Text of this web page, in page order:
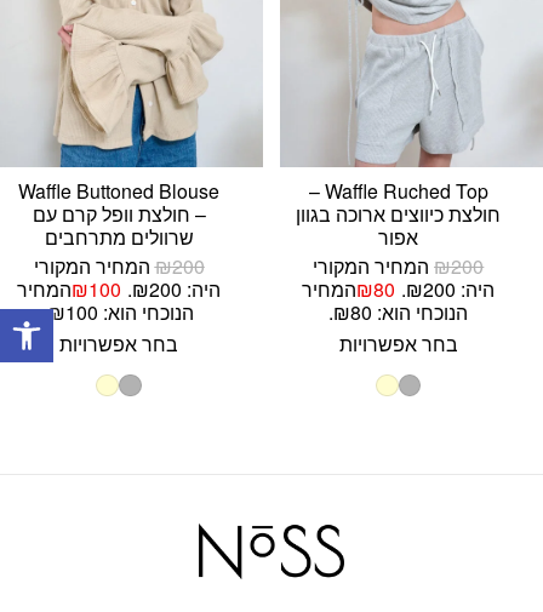
Waffle Ruched Top –
חולצת כיווצים ארוכה בגוון
אפור
₪200
המחיר המקורי
היה: ₪200.
₪80
המחיר
הנוכחי הוא: ₪80.
בחר אפשרויות
Waffle Buttoned Blouse
– חולצת וופל קרם עם
שרוולים מתרחבים
₪200
המחיר המקורי
היה: ₪200.
₪100
המחיר
הנוכחי הוא: ₪100.
בחר אפשרויות